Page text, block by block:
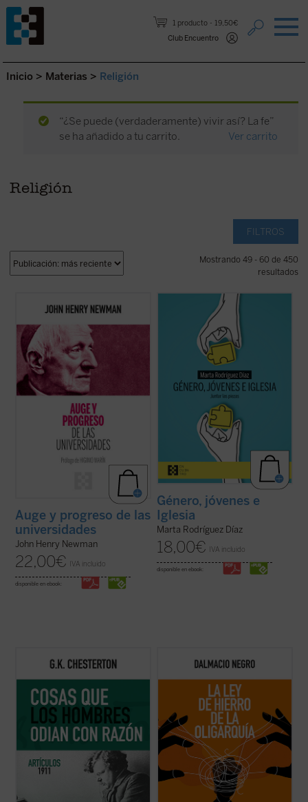
1 producto
19,50€
Club Encuentro
Saltar al contenido.
Inicio > Materias > Religión
“¿Se puede (verdaderamente) vivir así? La fe”
se ha añadido a tu carrito.
Ver carrito
Religión
FILTROS
Mostrando 49 - 60 de 450
resultados
Hábilmente escrito y muy diáfano, el libro
presenta, acompañado de las notas de los
una invitación a la reflexión sobre el ser y
misión de la universidad que no olvide las
raíces que la sustentan.... (ver ficha)
Auge y progreso de las
universidades
John Henry Newman
22,00€ IVA incluido
disponible en ebook:
Alrededor del género se ha abierto una
enorme brecha que separa a padres e
hijos, nietos y abuelos. No hay quien se
entienda y se escuche. En las familias es
motivo de disputa, los hijos no se sienten
acogidos y los padres se frustran ante
(ver ficha)
Género, jóvenes e
Iglesia
Marta Rodríguez Díaz
18,00€ IVA incluido
disponible en ebook:
Coincidiendo ahora con el 150 aniversario
del nacimiento de su autor, este sexto
sufragistas, la prensa, otros temas
habituales y nombres tan representativos
(ver ficha)
Este ensayo, en el que se combina un
interesante recorrido de la historia de la
interpretación de la realidad actual, nos
ayuda a recuperar un modo realista de ver
el fenómeno político, muy pegado a los
hechos ...
(ver ficha)